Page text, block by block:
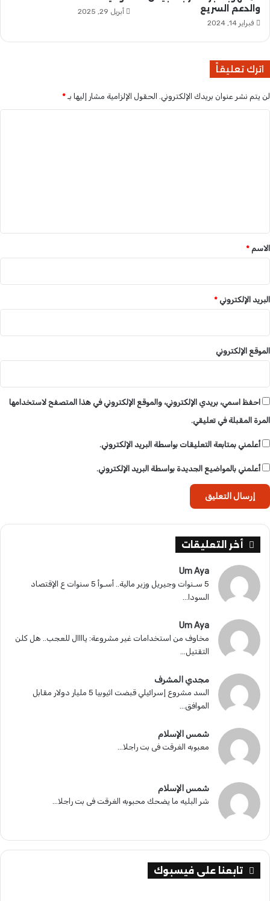
ا
و
ت
ق
و
ن
ا
ل
ر
ك
والدعم السريع
فبراير 14, 2024
أبريل 29, 2025
اترك تعليقاً
لن يتم نشر عنوان بريدك الإلكتروني. الحقول الإلزامية مشار إليها بـ *
*الاسم *
البريد الإلكتروني *
الموقع الإلكتروني
احفظ اسمي، بريدي الإلكتروني، والموقع الإلكتروني في هذا المتصفح لاستخدامها
المرة المقبلة في تعليقي.
أعلمني بمتابعة التعليقات بواسطة البريد الإلكتروني.
أعلمني بالمواضيع الجديدة بواسطة البريد الإلكتروني.
أخر التعليقات
Um Aya
5 سـنوات وجيريل وزير مالية.. أسـوأ 5 سنوات ع الإقتصاد
السودا...
Um Aya
مخاوف من استخدامات غير مشروعة: ياااال للعجب.. هل كلن
التقتيل...
مجدي المشرف
السد مشروع إسرائيلي قبضت اثيوبيا 5 مليار دولار مقابل
الموافق...
شمس الإسلام
معبوبه الغرقت فى بت راجلا...
شمس الإسلام
شر البليه ما يضحك محبوبه الغرقت فى بت راجلا...
تابعنا على فيسبوك